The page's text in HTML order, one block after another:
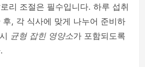
리 조절은 필수입니다. 하루 섭취
후, 각 식사에 맞게 나누어 준비하
균형 잡힌 영양소가 포함되도록